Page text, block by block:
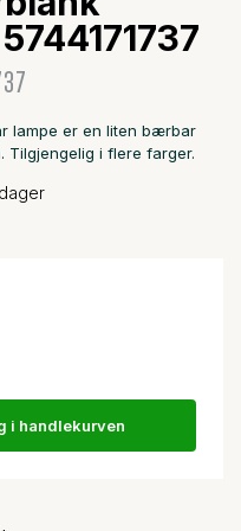
lampe er en liten bærbar
Tilgjengelig i flere farger.
i handlekurven